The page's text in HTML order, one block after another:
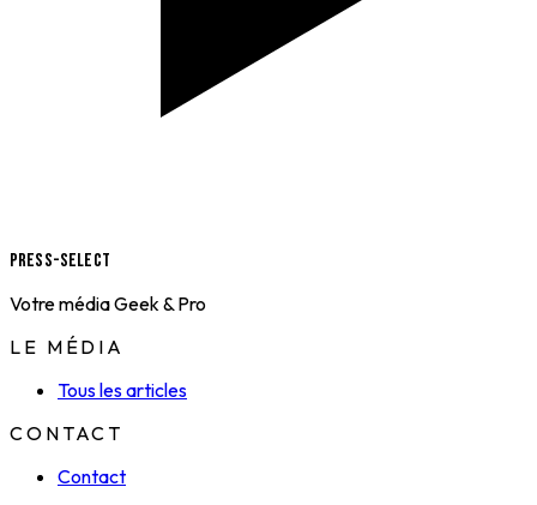
Press-Select
Votre média Geek & Pro
LE MÉDIA
Tous les articles
CONTACT
Contact